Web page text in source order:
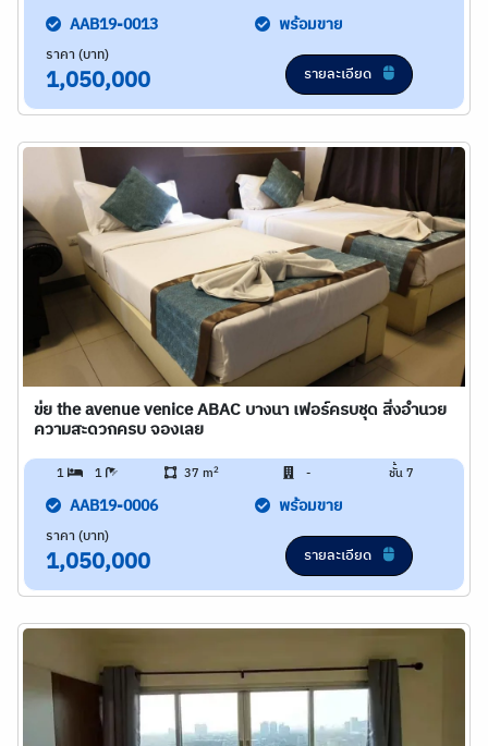
AAB19-0013 พร้อมขาย
ราคา (บาท)
1,050,000 รายละเอียด
ข่ย the avenue venice ABAC บางนา เฟอร์ครบชุด สิ่งอำนวย
ความสะดวกครบ จองเลย
1 1 37 m2 - ชั้น 7
AAB19-0006 พร้อมขาย
ราคา (บาท)
1,050,000 รายละเอียด